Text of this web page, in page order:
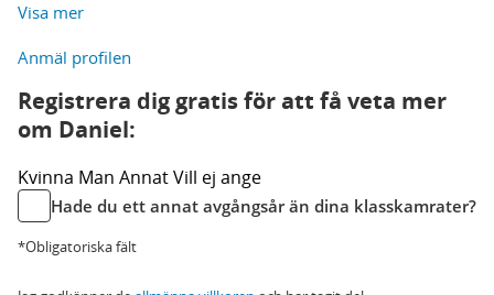
Visa mer
Anmäl profilen
Registrera dig gratis för att få veta mer
om Daniel:
Kvinna Man AnnatVill ej ange
Hade du ett annat avgångsår än dina klasskamrater?
*Obligatoriska fält